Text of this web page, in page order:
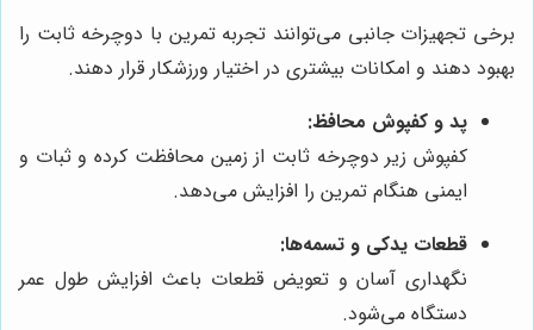
برخی تجهیزات جانبی می‌توانند تجربه تمرین با دوچرخه ثابت را
بهبود دهند و امکانات بیشتری در اختیار ورزشکار قرار دهند.
پد و کفپوش محافظ:
کفپوش زیر دوچرخه ثابت از زمین محافظت کرده و ثبات و
ایمنی هنگام تمرین را افزایش می‌دهد.
قطعات یدکی و تسمه‌ها:
نگهداری آسان و تعویض قطعات باعث افزایش طول عمر
دستگاه می‌شود.